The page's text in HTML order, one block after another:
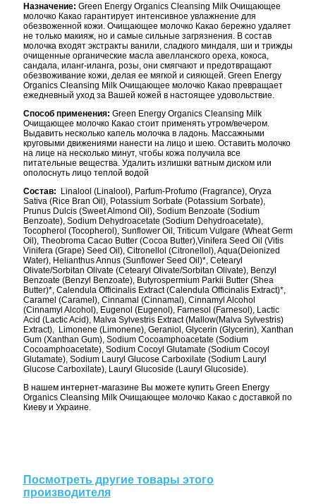
Назначение: Green Energy Organics Cleansing Milk Очищающее
молочко Какао гарантирует интенсивное увлажнение для
обезвоженной кожи. Очищающее молочко Какао бережно удаляет
не только макияж, но и самые сильные загрязнения. В состав
молочка входят экстракты ванили, сладкого миндаля, ши и трижды
очищенные органические масла авелланского ореха, кокоса,
сандала, иланг-иланга, розы, они смягчают и предотвращают
обезвоживание кожи, делая ее мягкой и сияющей. Green Energy
Organics Cleansing Milk Очищающее молочко Какао превращает
ежедневный уход за Вашей кожей в настоящее удовольствие.
Способ применения: Green Energy Organics Cleansing Milk
Очищающее молочко Какао стоит применять утром/вечером.
Выдавить несколько капель молочка в ладонь. Массажными
круговыми движениями нанести на лицо и шею. Оставить молочко
на лице на несколько минут, чтобы кожа получила все
питательные вещества. Удалить излишки ватным диском или
ополоснуть лицо теплой водой
Состав:
Linalool (Linalool), Parfum-Profumo (Fragrance), Oryza
Sativa (Rice Bran Oil), Potassium Sorbate (Potassium Sorbate),
Prunus Dulcis (Sweet Almond Oil), Sodium Benzoate (Sodium
Benzoate), Sodium Dehydroacetate (Sodium Dehydroacetate),
Tocopherol (Tocopherol), Sunflower Oil, Triticum Vulgare (Wheat Germ
Oil), Theobroma Cacao Butter (Cocoa Butter),Vinifera Seed Oil (Vitis
Vinifera (Grape) Seed Oil), Citronellol (Citronellol), Aqua(Deionized
Water), Helianthus Annus (Sunflower Seed Oil)*, Cetearyl
Olivate/Sorbitan Olivate (Cetearyl Olivate/Sorbitan Olivate), Benzyl
Benzoate (Benzyl Benzoate), Butyrospermium Parkii Butter (Shea
Butter)*, Calendula Officinalis Extract (Calendula Officinalis Extract)*,
Caramel (Caramel), Cinnamal (Cinnamal), Cinnamyl Alcohol
(Cinnamyl Alcohol), Eugenol (Eugenol), Farnesol (Farnesol), Lactic
Acid (Lactic Acid), Malva Sylvestris Extract (Mallow(Malva Sylvestris)
Extract), Limonene (Limonene), Geraniol, Glycerin (Glycerin), Xanthan
Gum (Xanthan Gum), Sodium Cocoamphoacetate (Sodium
Cocoamphoacetate), Sodium Cocoyl Glutamate (Sodium Cocoyl
Glutamate), Sodium Lauryl Glucose Carboxilate (Sodium Lauryl
Glucose Carboxilate), Lauryl Glucoside (Lauryl Glucoside).
В нашем интернет-магазине Вы можете купить Green Energy
Organics Cleansing Milk Очищающее молочко Какао с доставкой по
Киеву и Украине.
Посмотреть другие товары этого
производителя